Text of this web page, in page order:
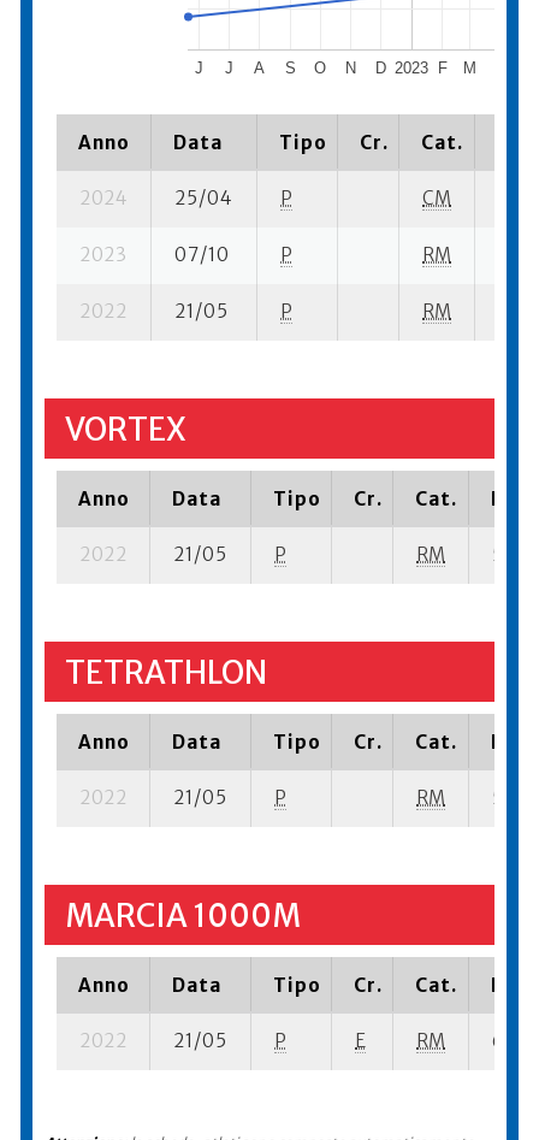
2023
J J A S O N D F M
Anno Data Tipo Cr. Cat.
2024 25/04 P CM
2023 07/10 P RM
2022 21/05 P RM
VORTEX
Anno Data Tipo Cr. Cat.
2022 21/05 P RM 5 su-
TETRATHLON
Anno Data Tipo Cr. Cat.
2022 21/05 P RM 5 su-
MARCIA 1000M
Anno Data Tipo Cr. Cat.
2022 21/05 P E RM 6 su-